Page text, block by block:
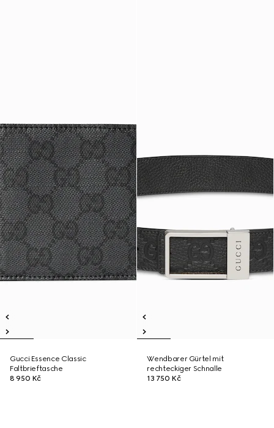
Gucci Essence Classic
Faltbrieftasche
8 950 Kč
Wendbarer Gürtel mit
rechteckiger Schnalle
13 750 Kč